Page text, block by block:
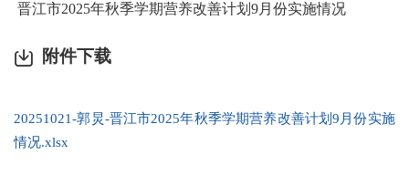
晋江市2025年秋季学期营养改善计划9月份实施情况
附件下载
20251021-郭炅-晋江市2025年秋季学期营养改善计划9月份实施
情况.xlsx